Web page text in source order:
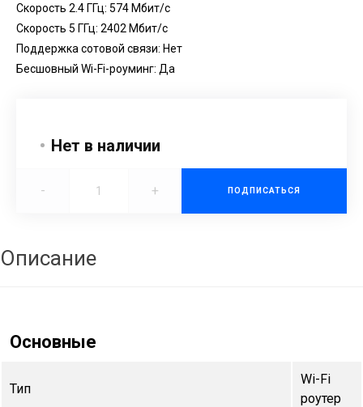
Скорость 2.4 ГГц: 574 Мбит/с
Скорость 5 ГГц: 2402 Мбит/с
Поддержка сотовой связи: Нет
Бесшовный Wi-Fi-роуминг: Да
Нет в наличии
- + ПОДПИСАТЬСЯ
Описание
Основные
Тип
Wi-Fi
роутер